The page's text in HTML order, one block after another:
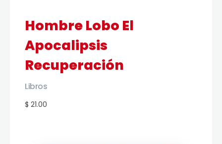
Hombre Lobo El
Apocalipsis
Recuperación
$ 21.00
Libros